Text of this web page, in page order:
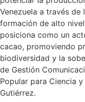
Venezuela a través
formación de alto
posiciona como un
cacao, promoviendo
biodiversidad y la
de Gestión
Popular para Ciencia
Gutiérrez.